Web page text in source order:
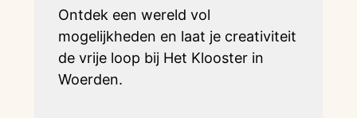
Ontdek een wereld vol
mogelijkheden en laat je creativiteit
de vrije loop bij Het Klooster in
Woerden.